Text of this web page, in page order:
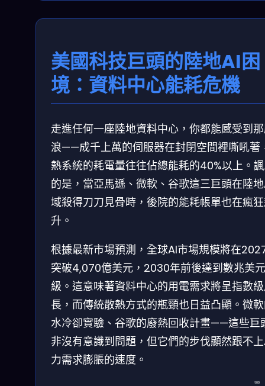
美國科技巨頭的陸地AI困
境：資料中心能耗危機
走進任何一座陸地資料中心，你都能感受到
浪——成千上萬的伺服器在封閉空間裡嘶吼著
熱系統的耗電量往往佔總能耗的40%以上。
的是，當亞馬遜、微軟、谷歌這三巨頭在陸
域殺得刀刀見骨時，後院的能耗帳單也在瘋
升。
根據最新市場預測，全球AI市場規模將在
突破4,070億美元，2030年前後達到數兆美
級。這意味著資料中心的用電需求將呈指數
長，而傳統散熱方式的瓶頸也日益凸顯。微
水冷卻實驗、谷歌的廢熱回收計畫——這些巨
非沒有意識到問題，但它們的步伐顯然跟不
力需求膨脹的速度。
600